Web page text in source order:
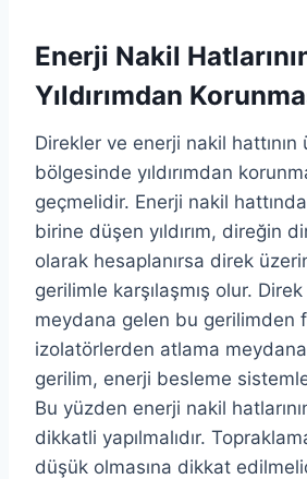
Enerji Nakil
Yıldırımdan
Direkler ve enerji nakil
bölgesinde yıldırımdan
geçmelidir. Enerji nakil
birine düşen yıldırım, direğin
olarak hesaplanırsa direk
gerilimle karşılaşmış olur.
meydana gelen bu gerilimden
izolatörlerden atlama
gerilim, enerji besleme
Bu yüzden enerji nakil
dikkatli yapılmalıdır.
düşük olmasına dikkat